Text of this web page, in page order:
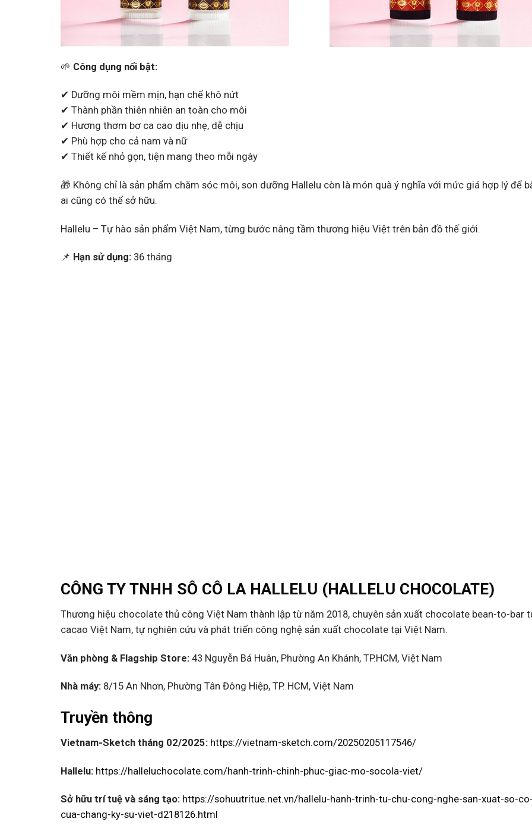
🌱 Công dụng nổi bật:
✔ Dưỡng môi mềm mịn, hạn chế khô nứt
✔ Thành phần thiên nhiên an toàn cho môi
✔ Hương thơm bơ ca cao dịu nhẹ, dễ chịu
✔ Phù hợp cho cả nam và nữ
✔ Thiết kế nhỏ gọn, tiện mang theo mỗi ngày
🎁 Không chỉ là sản phẩm chăm sóc môi, son dưỡng Hallelu còn là món quà ý nghĩa với mức giá hợp lý để
ai cũng có thể sở hữu.
Hallelu – Tự hào sản phẩm Việt Nam, từng bước nâng tầm thương hiệu Việt trên bản đồ thế giới.
📌 Hạn sử dụng: 36 tháng
CÔNG TY TNHH SÔ CÔ LA HALLELU (HALLELU CHOCOLATE)
Thương hiệu chocolate thủ công Việt Nam thành lập từ năm 2018, chuyên sản xuất chocolate bean-to-bar
cacao Việt Nam, tự nghiên cứu và phát triển công nghệ sản xuất chocolate tại Việt Nam.
Văn phòng & Flagship Store: 43 Nguyễn Bá Huân, Phường An Khánh, TP.HCM, Việt Nam
Nhà máy: 8/15 An Nhơn, Phường Tân Đông Hiệp, TP. HCM, Việt Nam
Truyền thông
Vietnam-Sketch tháng 02/2025: https://vietnam-sketch.com/20250205117546/
Hallelu: https://halleluchocolate.com/hanh-trinh-chinh-phuc-giac-mo-socola-viet/
Sở hữu trí tuệ và sáng tạo: https://sohuutritue.net.vn/hallelu-hanh-trinh-tu-chu-cong-nghe-san-xuat-so-
cua-chang-ky-su-viet-d218126.html